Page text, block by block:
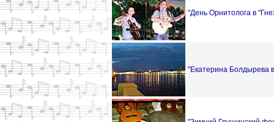
"День Орнитолога в
"Екатерина Болдырева